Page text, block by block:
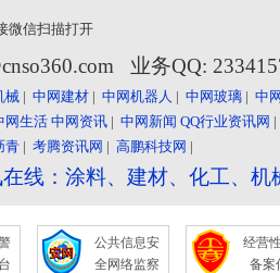
微信扫描打开
业务QQ:
械 | 中网建材 | 中网机器人 | 中网玻璃 | 中
网生活 中网资讯 | 中网新闻 QQ行业资讯网
青 | 考腾资讯网 | 高鹏科技网 |
线：涂料、建材、化工、
公共信息安
全网络监察
经营
备案